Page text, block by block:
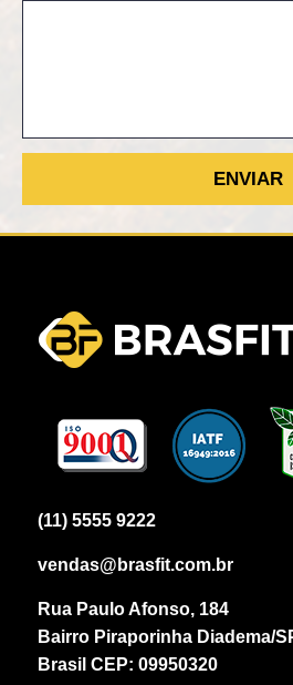
(11) 5555 9222
vendas@brasfit.com.br
Rua Paulo Afonso, 184
Bairro Piraporinha Diadema/
Brasil CEP: 09950320